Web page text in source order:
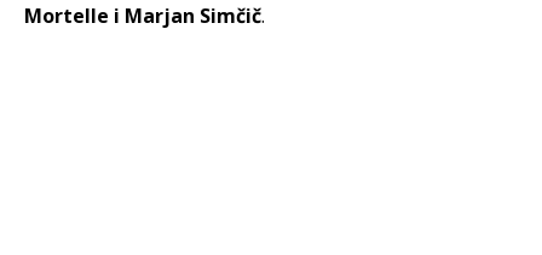
Mortelle i Marjan Simčič.